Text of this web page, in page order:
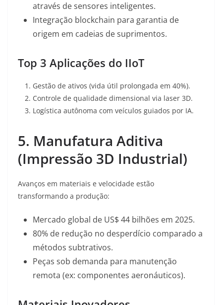
através de sensores inteligentes.
Integração blockchain para garantia de
origem em cadeias de suprimentos.
Top 3 Aplicações do IIoT
Gestão de ativos (vida útil prolongada em 40%).
Controle de qualidade dimensional via laser 3D.
Logística autônoma com veículos guiados por IA.
5. Manufatura Aditiva
(Impressão 3D Industrial)
Avanços em materiais e velocidade estão
transformando a produção:
Mercado global de US$ 44 bilhões em 2025.
80% de redução no desperdício comparado a
métodos subtrativos.
Peças sob demanda para manutenção
remota (ex: componentes aeronáuticos).